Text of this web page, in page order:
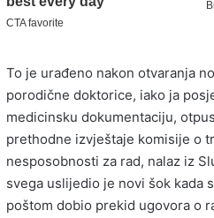
To je urađeno nakon otvaranja
porodične doktorice, iako ja
medicinsku dokumentaciju,
prethodne izvještaje komisije o
nesposobnosti za rad, nalaz iz
svega uslijedio je novi šok kada
poštom dobio prekid ugovora o